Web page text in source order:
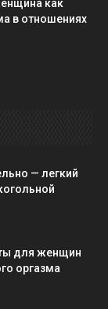
как
в отношениях
— легкий
для женщин
оргазма